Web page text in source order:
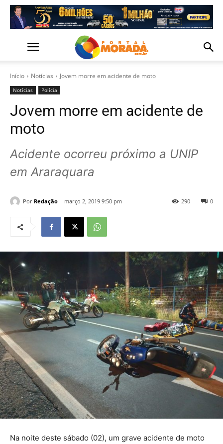
Início Notícias Jovem morre em acidente de moto
Notícias Polícia
Jovem morre em acidente de
moto
Acidente ocorreu próximo a UNIP
em Araraquara
Por Redação março 2, 2019 9:50 pm 0
290
Na noite deste sábado (02), um grave acidente de moto